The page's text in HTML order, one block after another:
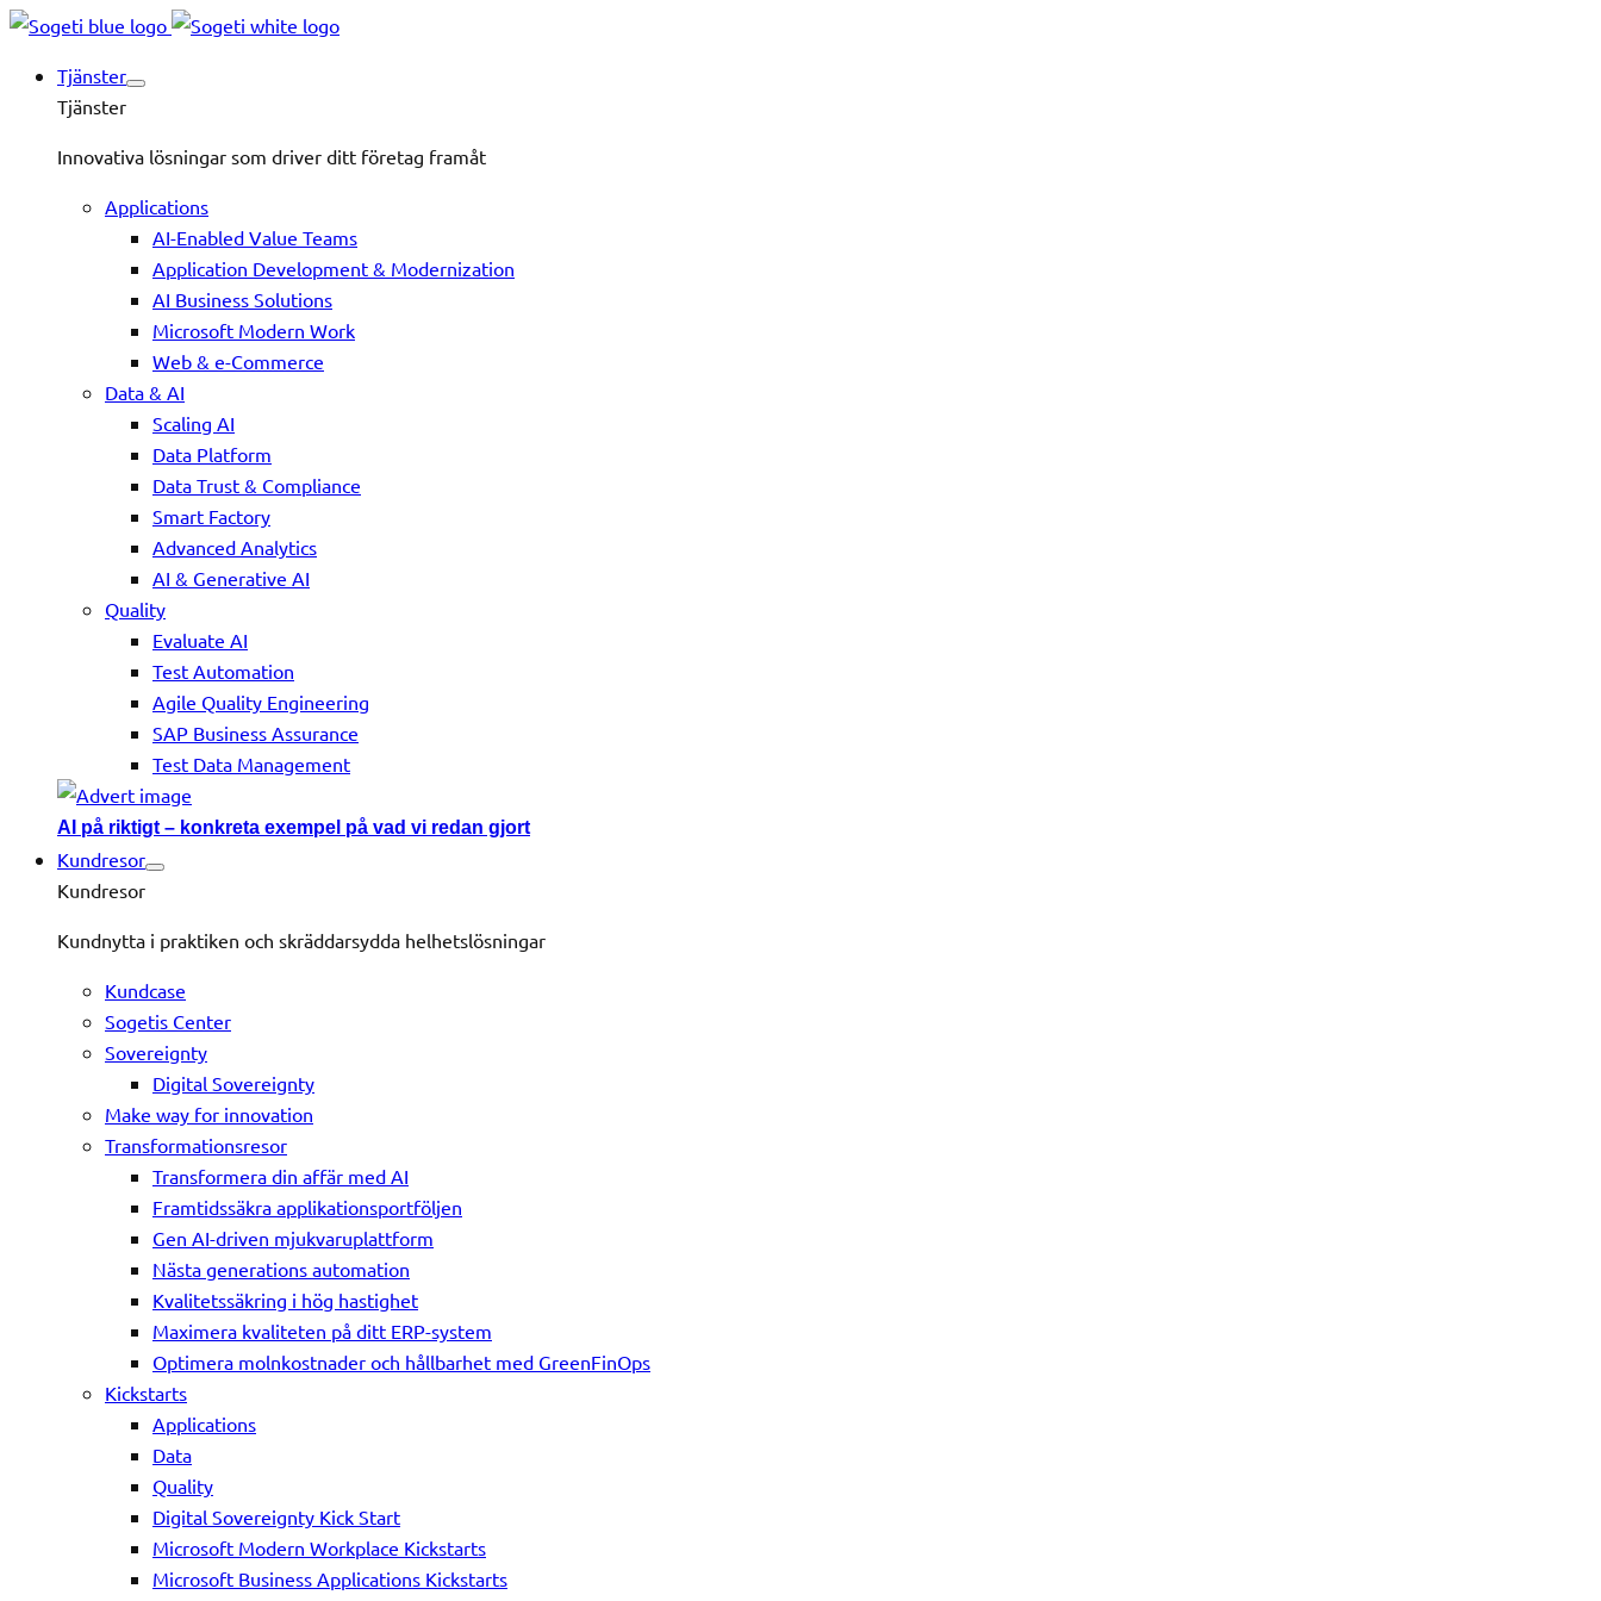
Tjänster
Tjänster
Innovativa lösningar som driver ditt företag framåt
Applications
AI-Enabled Value Teams
Application Development & Modernization
AI Business Solutions
Microsoft Modern Work
Web & e-Commerce
Data & AI
Scaling AI
Data Platform
Data Trust & Compliance
Smart Factory
Advanced Analytics
AI & Generative AI
Quality
Evaluate AI
Test Automation
Agile Quality Engineering
SAP Business Assurance
Test Data Management
AI på riktigt – konkreta exempel på vad vi redan gjort
Kundresor
Kundresor
Kundnytta i praktiken och skräddarsydda helhetslösningar
Kundcase
Sogetis Center
Sovereignty
Digital Sovereignty
Make way for innovation
Transformationsresor
Transformera din affär med AI
Framtidssäkra applikationsportföljen
Gen AI-driven mjukvaruplattform
Nästa generations automation
Kvalitetssäkring i hög hastighet
Maximera kvaliteten på ditt ERP-system
Optimera molnkostnader och hållbarhet med GreenFinOps
Kickstarts
Applications
Data
Quality
Digital Sovereignty Kick Start
Microsoft Modern Workplace Kickstarts
Microsoft Business Applications Kickstarts